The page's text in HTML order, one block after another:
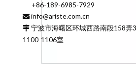
+86-189-6985-7929
 info@ariste.com.cn
 宁波市海曙区环城西路南段158弄
1100-1106室